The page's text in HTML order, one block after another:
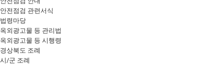
안전점검 관련서식
법령마당
옥외광고물 등 관리법
옥외광고물 등 시행령
경상북도 조례
시/군 조례